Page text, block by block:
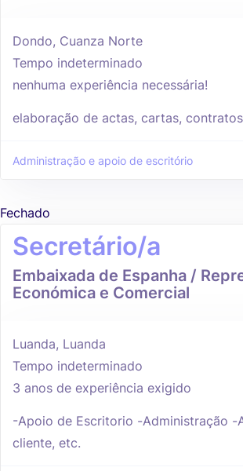
Dondo, Cuanza Norte
Tempo indeterminado
nenhuma experiência necessária!
elaboração de actas, cartas,
Administração e apoio de escritório
Fechado
Secretário/a
Embaixada de Espanha /
Económica e Comercial
Luanda, Luanda
Tempo indeterminado
3 anos de experiência exigido
-Apoio de Escritorio -Administração -
cliente, etc.